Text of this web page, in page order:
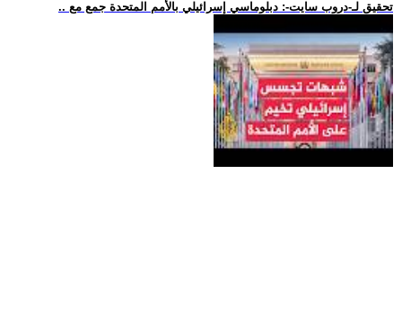
.. تحقيق لـ-دروب سايت-: دبلوماسي إسرائيلي بالأمم المتحدة جمع مع